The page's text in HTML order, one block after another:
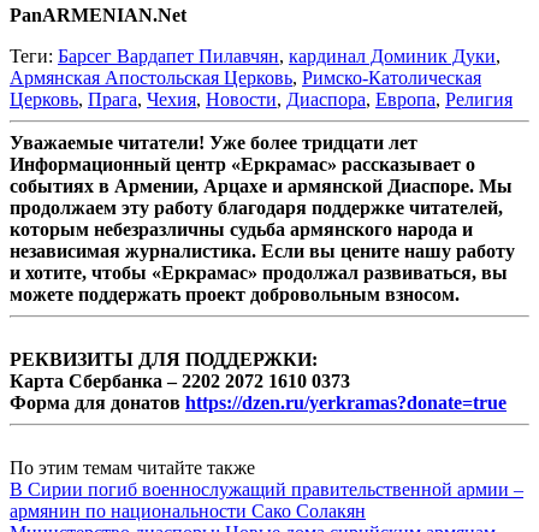
PanARMENIAN.Net
Теги: Барсег Вардапет Пилавчян, кардинал Доминик Дуки,
Армянская Апостольская Церковь, Римско-Католическая
Церковь, Прага, Чехия, Новости, Диаспора, Европа, Религия
Уважаемые читатели! Уже более тридцати лет
Информационный центр «Еркрамас» рассказывает о
событиях в Армении, Арцахе и армянской Диаспоре. Мы
продолжаем эту работу благодаря поддержке читателей,
которым небезразличны судьба армянского народа и
независимая журналистика. Если вы цените нашу работу
и хотите, чтобы «Еркрамас» продолжал развиваться, вы
можете поддержать проект добровольным взносом.
РЕКВИЗИТЫ ДЛЯ ПОДДЕРЖКИ:
Карта Сбербанка – 2202 2072 1610 0373
Форма для донатов https://dzen.ru/yerkramas?donate=true
По этим темам читайте также
В Сирии погиб военнослужащий правительственной армии –
армянин по национальности Сако Солакян